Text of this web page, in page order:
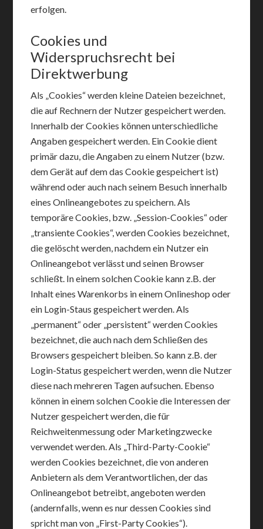
erfolgen.
Cookies und
Widerspruchsrecht bei
Direktwerbung
Als „Cookies“ werden kleine Dateien bezeichnet,
die auf Rechnern der Nutzer gespeichert werden.
Innerhalb der Cookies können unterschiedliche
Angaben gespeichert werden. Ein Cookie dient
primär dazu, die Angaben zu einem Nutzer (bzw.
dem Gerät auf dem das Cookie gespeichert ist)
während oder auch nach seinem Besuch innerhalb
eines Onlineangebotes zu speichern. Als
temporäre Cookies, bzw. „Session-Cookies“ oder
„transiente Cookies“, werden Cookies bezeichnet,
die gelöscht werden, nachdem ein Nutzer ein
Onlineangebot verlässt und seinen Browser
schließt. In einem solchen Cookie kann z.B. der
Inhalt eines Warenkorbs in einem Onlineshop oder
ein Login-Staus gespeichert werden. Als
„permanent“ oder „persistent“ werden Cookies
bezeichnet, die auch nach dem Schließen des
Browsers gespeichert bleiben. So kann z.B. der
Login-Status gespeichert werden, wenn die Nutzer
diese nach mehreren Tagen aufsuchen. Ebenso
können in einem solchen Cookie die Interessen der
Nutzer gespeichert werden, die für
Reichweitenmessung oder Marketingzwecke
verwendet werden. Als „Third-Party-Cookie“
werden Cookies bezeichnet, die von anderen
Anbietern als dem Verantwortlichen, der das
Onlineangebot betreibt, angeboten werden
(andernfalls, wenn es nur dessen Cookies sind
spricht man von „First-Party Cookies“).